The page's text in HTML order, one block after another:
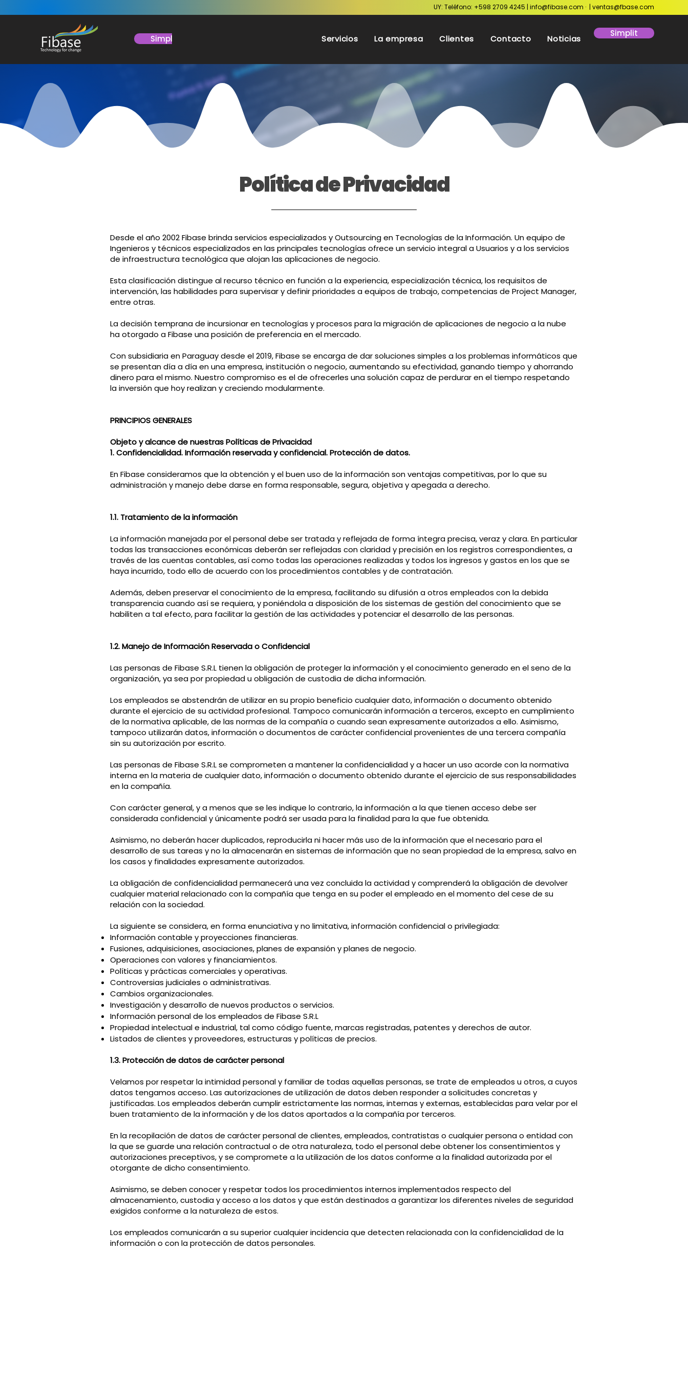
UY: Teléfono: +598 2709 4245 | info@fibase.com · | ventas@fbase.com
Simplit Servicios La empresa Clientes Contacto Noticias
Simplit
Política de Privacidad
Desde el año 2002 Fibase brinda servicios especializados y Outsourcing en Tecnologías de la Información. Un equipo de
Ingenieros y técnicos especializados en las principales tecnologías ofrece un servicio integral a Usuarios y a los servicios
de infraestructura tecnológica que alojan las aplicaciones de negocio.
Esta clasificación distingue al recurso técnico en función a la experiencia, especialización técnica, los requisitos de
intervención, las habilidades para supervisar y definir prioridades a equipos de trabajo, competencias de Project Manager,
entre otras.
La decisión temprana de incursionar en tecnologías y procesos para la migración de aplicaciones de negocio a la nube
ha otorgado a Fibase una posición de preferencia en el mercado.
Con subsidiaria en Paraguay desde el 2019, Fibase se encarga de dar soluciones simples a los problemas informáticos que
se presentan día a día en una empresa, institución o negocio, aumentando su efectividad, ganando tiempo y ahorrando
dinero para el mismo. Nuestro compromiso es el de ofrecerles una solución capaz de perdurar en el tiempo respetando
la inversión que hoy realizan y creciendo modularmente.
PRINCIPIOS GENERALES
Objeto y alcance de nuestras Políticas de Privacidad
1. Confidencialidad. Información reservada y confidencial. Protección de datos.
En Fibase consideramos que la obtención y el buen uso de la información son ventajas competitivas, por lo que su
administración y manejo debe darse en forma responsable, segura, objetiva y apegada a derecho.
1.1. Tratamiento de la información
La información manejada por el personal debe ser tratada y reflejada de forma íntegra precisa, veraz y clara. En particular
todas las transacciones económicas deberán ser reflejadas con claridad y precisión en los registros correspondientes, a
través de las cuentas contables, así como todas las operaciones realizadas y todos los ingresos y gastos en los que se
haya incurrido, todo ello de acuerdo con los procedimientos contables y de contratación.
Además, deben preservar el conocimiento de la empresa, facilitando su difusión a otros empleados con la debida
transparencia cuando así se requiera, y poniéndola a disposición de los sistemas de gestión del conocimiento que se
habiliten a tal efecto, para facilitar la gestión de las actividades y potenciar el desarrollo de las personas.
1.2. Manejo de Información Reservada o Confidencial
Las personas de Fibase S.R.L tienen la obligación de proteger la información y el conocimiento generado en el seno de la
organización, ya sea por propiedad u obligación de custodia de dicha información.
Los empleados se abstendrán de utilizar en su propio beneficio cualquier dato, información o documento obtenido
durante el ejercicio de su actividad profesional. Tampoco comunicarán información a terceros, excepto en cumplimiento
de la normativa aplicable, de las normas de la compañía o cuando sean expresamente autorizados a ello. Asimismo,
tampoco utilizarán datos, información o documentos de carácter confidencial provenientes de una tercera compañía
sin su autorización por escrito.
Las personas de Fibase S.R.L se comprometen a mantener la confidencialidad y a hacer un uso acorde con la normativa
interna en la materia de cualquier dato, información o documento obtenido durante el ejercicio de sus responsabilidades
en la compañía.
Con carácter general, y a menos que se les indique lo contrario, la información a la que tienen acceso debe ser
considerada confidencial y únicamente podrá ser usada para la finalidad para la que fue obtenida.
Asimismo, no deberán hacer duplicados, reproducirla ni hacer más uso de la información que el necesario para el
desarrollo de sus tareas y no la almacenarán en sistemas de información que no sean propiedad de la empresa, salvo en
los casos y finalidades expresamente autorizados.
La obligación de confidencialidad permanecerá una vez concluida la actividad y comprenderá la obligación de devolver
cualquier material relacionado con la compañía que tenga en su poder el empleado en el momento del cese de su
relación con la sociedad.
La siguiente se considera, en forma enunciativa y no limitativa, información confidencial o privilegiada:
Información contable y proyecciones financieras.
Fusiones, adquisiciones, asociaciones, planes de expansión y planes de negocio.
Operaciones con valores y financiamientos.
Políticas y prácticas comerciales y operativas.
Controversias judiciales o administrativas.
Cambios organizacionales.
Investigación y desarrollo de nuevos productos o servicios.
Información personal de los empleados de Fibase S.R.L
Propiedad intelectual e industrial, tal como código fuente, marcas registradas, patentes y derechos de autor.
Listados de clientes y proveedores, estructuras y políticas de precios.
1.3. Protección de datos de carácter personal
Velamos por respetar la intimidad personal y familiar de todas aquellas personas, se trate de empleados u otros, a cuyos
datos tengamos acceso. Las autorizaciones de utilización de datos deben responder a solicitudes concretas y
justificadas. Los empleados deberán cumplir estrictamente las normas, internas y externas, establecidas para velar por el
buen tratamiento de la información y de los datos aportados a la compañía por terceros.
En la recopilación de datos de carácter personal de clientes, empleados, contratistas o cualquier persona o entidad con
la que se guarde una relación contractual o de otra naturaleza, todo el personal debe obtener los consentimientos y
autorizaciones preceptivos, y se compromete a la utilización de los datos conforme a la finalidad autorizada por el
otorgante de dicho consentimiento.
Asimismo, se deben conocer y respetar todos los procedimientos internos implementados respecto del
almacenamiento, custodia y acceso a los datos y que están destinados a garantizar los diferentes niveles de seguridad
exigidos conforme a la naturaleza de estos.
Los empleados comunicarán a su superior cualquier incidencia que detecten relacionada con la confidencialidad de la
información o con la protección de datos personales.